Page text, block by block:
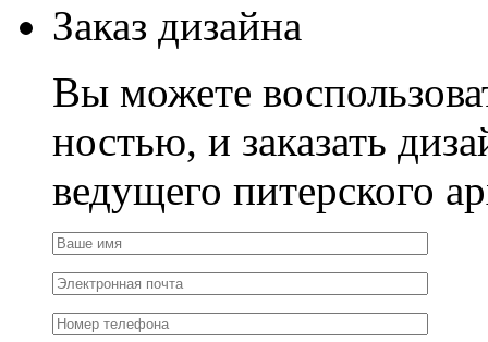
Заказ дизайна
Вы можете
ностью, и заказать
ведущего питерского